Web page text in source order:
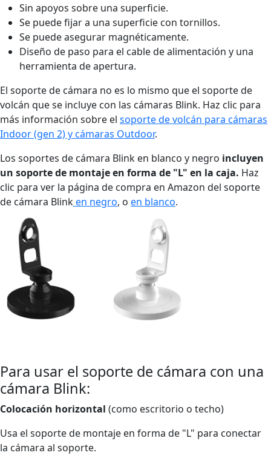
Sin apoyos sobre una superficie.
Se puede fijar a una superficie con tornillos.
Se puede asegurar magnéticamente.
Diseño de paso para el cable de alimentación y una
herramienta de apertura.
El soporte de cámara no es lo mismo que el soporte de
volcán que se incluye con las cámaras Blink. Haz clic para
más información sobre el soporte de volcán para cámaras
Indoor (gen 2) y cámaras Outdoor.
Los soportes de cámara Blink en blanco y negro incluyen
un soporte de montaje en forma de "L" en la caja. Haz
clic para ver la página de compra en Amazon del soporte
de cámara Blinken negro, o en blanco.
Para usar el soporte de cámara con una
cámara Blink:
Colocación horizontal (como escritorio o techo)
Usa el soporte de montaje en forma de "L" para conectar
la cámara al soporte.